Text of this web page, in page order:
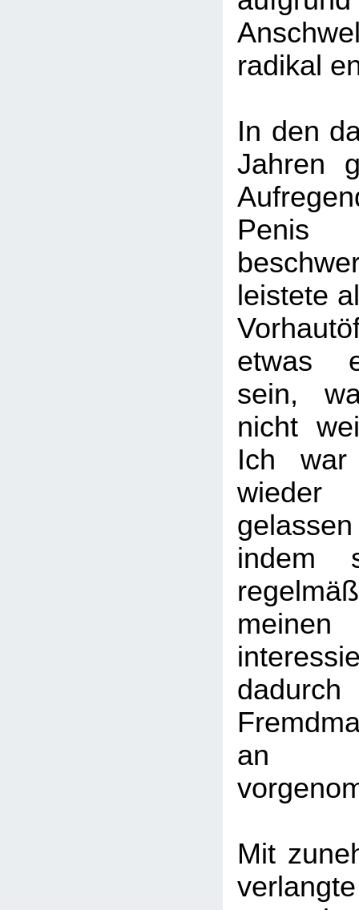
radikal
In den
Jahren
leistete
etwas
sein,
nicht
Ich war
indem
an
Mit